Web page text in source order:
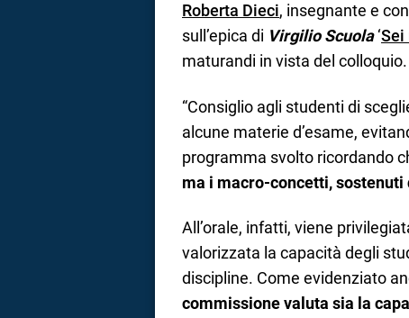
Roberta Dieci, insegnante e
sull’epica di Virgilio Scuola‘Sei
maturandi in vista del colloquio.
“Consiglio agli studenti di
alcune materie d’esame,
programma svolto ricordando
ma i macro-concetti,
All’orale, infatti, viene
valorizzata la capacità degli
discipline. Come evidenziato
commissione valuta sia la